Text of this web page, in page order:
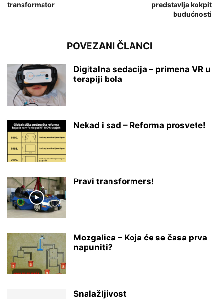
transformator
predstavlja kokpit
budućnosti
POVEZANI ČLANCI
Digitalna sedacija – primena VR u
terapiji bola
Nekad i sad – Reforma prosvete!
Pravi transformers!
Mozgalica – Koja će se časa prva
napuniti?
Snalažljivost